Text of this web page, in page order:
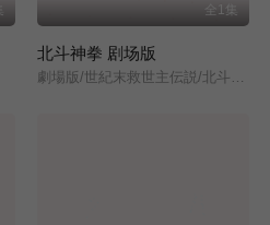
全1集
北斗神拳 剧场版